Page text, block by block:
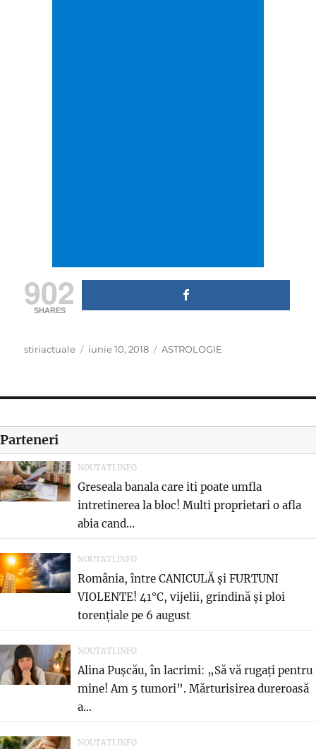
902
SHARES
Author
stiriactuale
Posted
iunie 10, 2018 Categories
ASTROLOGIE
Parteneri
NOUTATI.INFO
Greseala banala care iti poate umfla
intretinerea la bloc! Multi proprietari o afla
abia cand...
NOUTATI.INFO
România, între CANICULĂ și FURTUNI
VIOLENTE! 41°C, vijelii, grindină și ploi
torențiale pe 6 august
NOUTATI.INFO
Alina Pușcău, în lacrimi: „Să vă rugați pentru
mine! Am 5 tumori”. Mărturisirea dureroasă
a...
NOUTATI.INFO